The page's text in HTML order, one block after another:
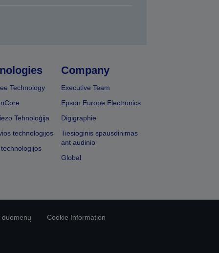
Technology
Tehnoloģija
technologijos
Company
Executive Team
Epson Europe Electronics
Digigraphie
Tiesioginis spausdinimas
ant audinio
Global
duomenų
Cookie Information